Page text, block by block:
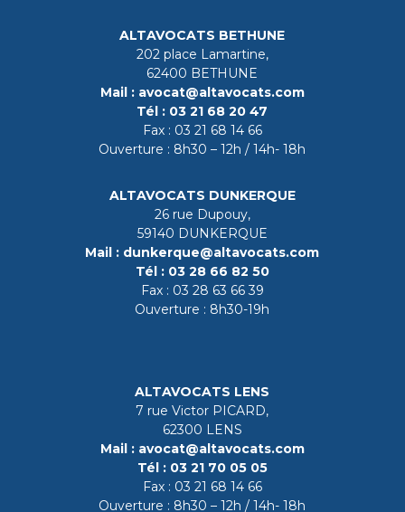
ALTAVOCATS BETHUNE
202 place Lamartine,
62400 BETHUNE
Mail : avocat@altavocats.com
Tél : 03 21 68 20 47
Fax : 03 21 68 14 66
Ouverture : 8h30 – 12h / 14h- 18h
ALTAVOCATS DUNKERQUE
26 rue Dupouy,
59140 DUNKERQUE
Mail : dunkerque@altavocats.com
Tél : 03 28 66 82 50
Fax : 03 28 63 66 39
Ouverture : 8h30-19h
ALTAVOCATS LENS
7 rue Victor PICARD,
62300 LENS
Mail : avocat@altavocats.com
Tél : 03 21 70 05 05
Fax : 03 21 68 14 66
Ouverture : 8h30 – 12h / 14h- 18h